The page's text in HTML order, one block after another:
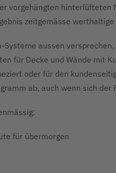
vorgehängten hinterlüfteten
zeitgemässe
Systeme aussen
für Decke und Wände mit
oder für den
ab, auch wenn sich
für übermorgen